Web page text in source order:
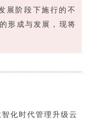
展阶段下施行的不
形成与发展，现将
化时代管理升级云